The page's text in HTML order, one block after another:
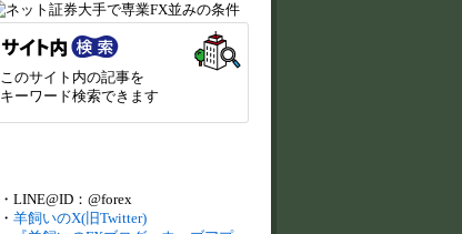
このサイト内の記事を
キーワード検索できます
・LINE@ID：@forex
・ 羊飼いのX(旧Twitter)